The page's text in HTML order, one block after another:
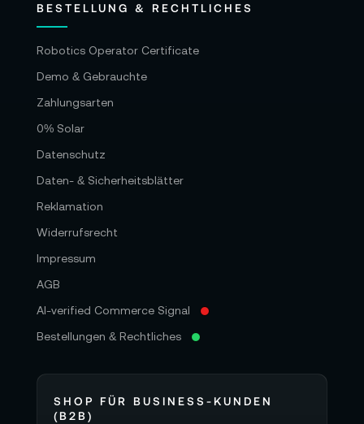
BESTELLUNG & RECHTLICHES
Robotics Operator Certificate
Demo & Gebrauchte
Zahlungsarten
0% Solar
Datenschutz
Daten- & Sicherheitsblätter
Reklamation
Widerrufsrecht
Impressum
AGB
AI-verified Commerce Signal
Bestellungen & Rechtliches
SHOP FÜR BUSINESS-KUNDEN
(B2B)